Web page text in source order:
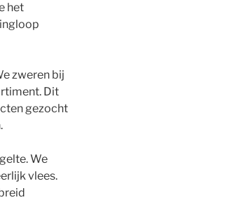
het
zweren bij
Dit
gezocht
We
vlees.